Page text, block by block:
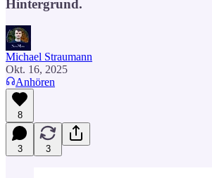
Hintergrund.
Michael Straumann
Okt. 16, 2025
Anhören
8
3 3